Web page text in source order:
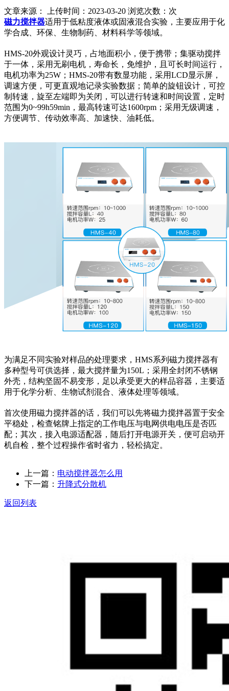
文章来源： 上传时间：2023-03-20 浏览次数： 次
磁力搅拌器适用于低粘度液体或固液混合实验，主要应用于化
学合成、环保、生物制药、材料科学等领域。
HMS-20外观设计灵巧，占地面积小，便于携带；集驱动搅拌
于一体，采用无刷电机，寿命长，免维护，且可长时间运行，
电机功率为25W；HMS-20带有数显功能，采用LCD显示屏，
调速方便，可更直观地记录实验数据；简单的旋钮设计，可控
制转速，旋至左端即为关闭，可以进行转速和时间设置，定时
范围为0~99h59min，最高转速可达1600rpm；采用无级调速，
方便调节、传动效率高、加速快、油耗低。
为满足不同实验对样品的处理要求，HMS系列磁力搅拌器有
多种型号可供选择，最大搅拌量为150L；采用全封闭不锈钢
外壳，结构坚固不易变形，足以承受更大的样品容器，主要适
用于化学分析、生物试剂混合、液体处理等领域。
首次使用磁力搅拌器的话，我们可以先将磁力搅拌器置于安全
平稳处，检查铭牌上指定的工作电压与电网供电电压是否匹
配； 其次，接入电源适配器，随后打开电源开关，便可启动开
机自检，整个过程操作省时省力，轻松搞定。
上一篇： 电动搅拌器怎么用
下一篇： 升降式分散机
返回列表